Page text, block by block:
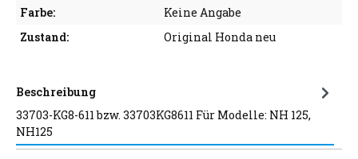
Farbe:
Keine Angabe
Zustand:
Original Honda neu
Beschreibung
33703-KG8-611 bzw. 33703KG8611 Für Modelle: NH 125,
NH125